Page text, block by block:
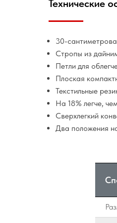
Технические
30-
Стропы из
Петли для
Плоская
Текстильные
На 18% легче,
Сверхлегкий
Два положения